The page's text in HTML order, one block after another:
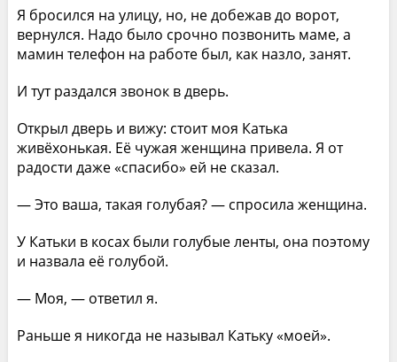
Я бросился на улицу, но, не добежав до ворот,
вернулся. Надо было срочно позвонить маме, а
мамин телефон на работе был, как назло, занят.
И тут раздался звонок в дверь.
Открыл дверь и вижу: стоит моя Катька
живёхонькая. Её чужая женщина привела. Я от
радости даже «спасибо» ей не сказал.
— Это ваша, такая голубая? — спросила женщина.
У Катьки в косах были голубые ленты, она поэтому
и назвала её голубой.
— Моя, — ответил я.
Раньше я никогда не называл Катьку «моей».